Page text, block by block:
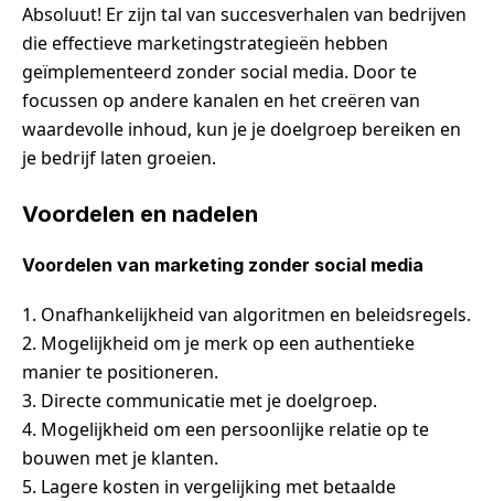
Absoluut! Er zijn tal van succesverhalen van bedrijven
die effectieve marketingstrategieën hebben
geïmplementeerd zonder social media. Door te
focussen op andere kanalen en het creëren van
waardevolle inhoud, kun je je doelgroep bereiken en
je bedrijf laten groeien.
Voordelen en nadelen
Voordelen van marketing zonder social media
1. Onafhankelijkheid van algoritmen en beleidsregels.
2. Mogelijkheid om je merk op een authentieke
manier te positioneren.
3. Directe communicatie met je doelgroep.
4. Mogelijkheid om een persoonlijke relatie op te
bouwen met je klanten.
5. Lagere kosten in vergelijking met betaalde